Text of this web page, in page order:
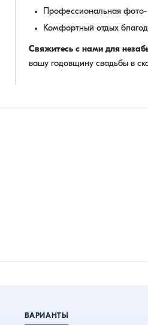
Профессиональная
Комфортный отдых
Свяжитесь с нами для
вашу годовщину свадьбы в
ВАРИАНТЫ